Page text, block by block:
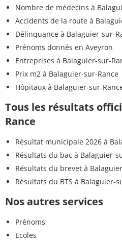
Nombre de médecins à
Accidents de la route à
Délinquance à Balaguier-sur-
Prénoms donnés en Aveyron
Entreprises à Balaguier-sur-
Prix m2 à Balaguier-sur-Rance
Hôpitaux à Balaguier-sur-
Tous les résultats
Rance
Résultat municipale 2026 à
Résultats du bac à Balaguier-
Résultats du brevet à
Résultats du BTS à Balaguier-
Nos autres services
Prénoms
Ecoles